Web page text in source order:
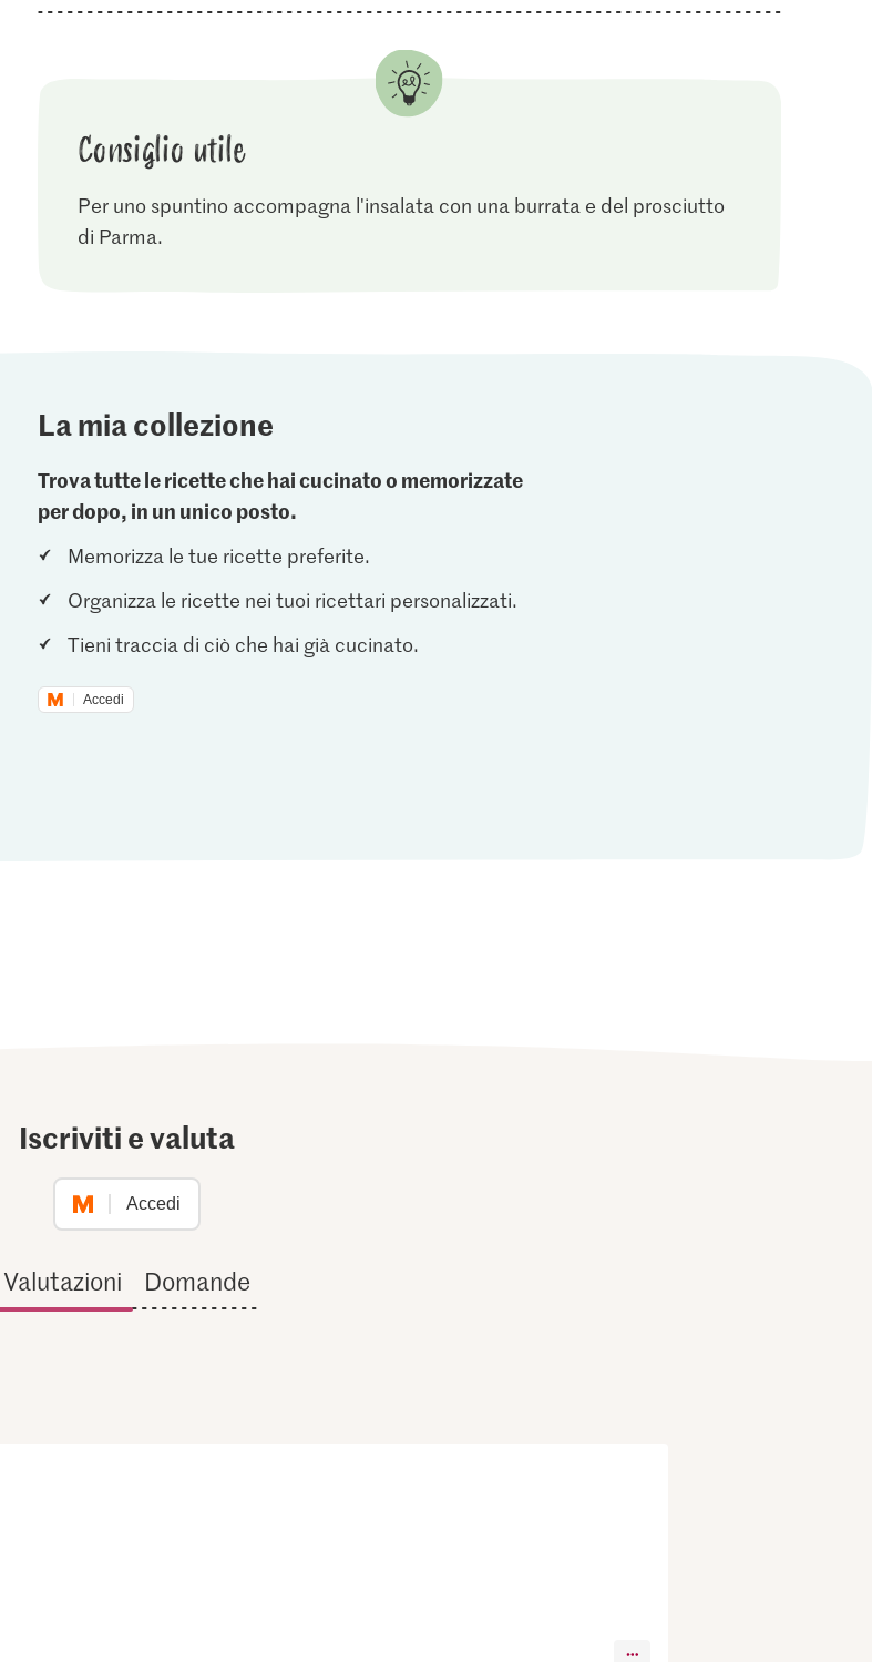
Consiglio utile
Per uno spuntino accompagna l'insalata con una burrata e del prosciutto
di Parma.
La mia collezione
Trova tutte le ricette che hai cucinato o memorizzate
per dopo, in un unico posto.
Memorizza le tue ricette preferite.
Organizza le ricette nei tuoi ricettari personalizzati.
Tieni traccia di ciò che hai già cucinato.
Accedi
Iscriviti e valuta
Accedi
Valutazioni Domande